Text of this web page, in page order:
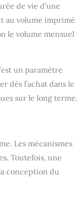
de vie d’une
au volume imprimé
le volume mensuel
un paramètre
dès l’achat dans le
sur le long terme.
Les mécanismes
Toutefois, une
conception du